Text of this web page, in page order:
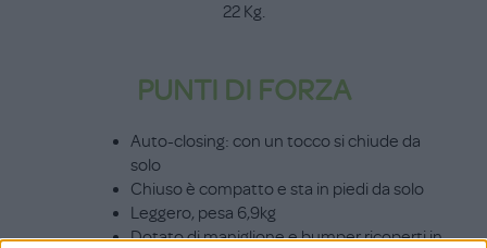
22 Kg.
PUNTI DI FORZA
Auto-closing: con un tocco si chiude da
solo
Chiuso è compatto e sta in piedi da solo
Leggero, pesa 6,9kg
Dotato di maniglione e bumper ricoperti in